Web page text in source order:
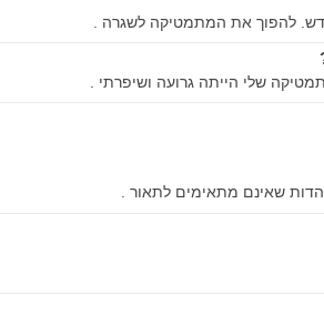
להפוך את המתמטיקה לשגרה .
שלי הייתה גרועה ושיפרתי .
שאינם מתאימים לתאור .